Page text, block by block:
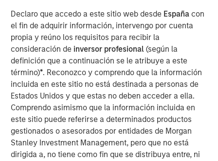
Declaro que accedo a este sitio web desde España con
el fin de adquirir información, intervengo por cuenta
propia y reúno los requisitos para recibir la
consideración de inversor profesional(según la
definición que a continuación se le atribuye a este
término)*. Reconozco y comprendo que la información
incluida en este sitio no está destinada a personas de
Estados Unidos y que estas no deben acceder a ella.
Comprendo asimismo que la información incluida en
este sitio puede referirse a determinados productos
gestionados o asesorados por entidades de Morgan
Stanley Investment Management, pero que no está
dirigida a, no tiene como fin que se distribuya entre, ni
innovation across its product suite.
Vikram Raju, MSIM’s Head of Climate Private Equity
Investing and 1GT platform, commented: “1GT is proud to
have played a role in Julian Hearn's compelling vision to
revolutionize meals and address the carbon signature of
the food ecosystem. We are also grateful for the
partnership with CEO James McMaster, his team and
Highland Capital as the company made tangible progress
in tracking and quantifying its sustainability impact while
broadening its appeal to a global customer base. This
announcement represents a compelling example of 1GT’s
focus on backing businesses where strong commercial